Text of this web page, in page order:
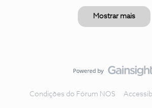
Mostrar mais
Condições do Fórum NOS